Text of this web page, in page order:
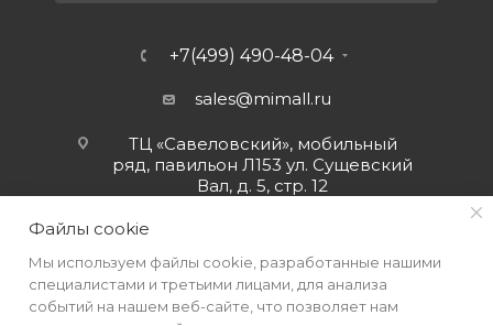
+7(499) 490-48-04
sales@mimall.ru
ТЦ «Савеловский», мобильный
ряд, павильон Л153 ул. Сущевский
Вал, д. 5, стр. 12
Файлы cookie
Мы используем файлы cookie, разработанные нашими
специалистами и третьими лицами, для анализа
событий на нашем веб-сайте, что позволяет нам